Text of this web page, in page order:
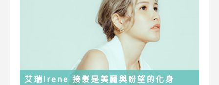
艾瑞Irene 接髮是美麗與盼望的化身